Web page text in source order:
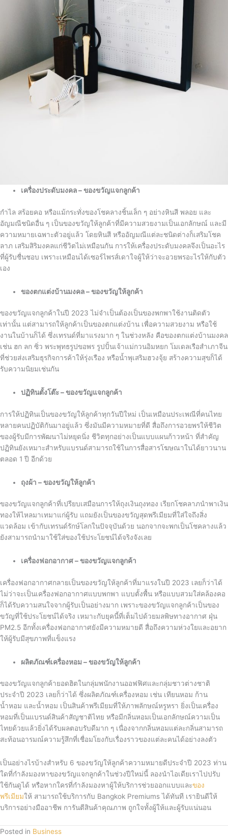
เครื่องประดับมงคล – ของขวัญแจกลูกค้า
กำไล สร้อยคอ หรือแม้กระทั่งของโชคลางชิ้นเล็ก ๆ อย่างหินสี พลอย และ
อัญมณีชนิดอื่น ๆ เป็นของขวัญให้ลูกค้าที่มีความสวยงามเป็นเอกลักษณ์ และมี
ความหมายเฉพาะตัวอยู่แล้ว โดยหินสี หรืออัญมณีแต่ละชนิดต่างก็เสริมโชค
ลาภ เสริมสิริมงคลแก่ชีวิตไม่เหมือนกัน การให้เครื่องประดับมงคลจึงเป็นอะไร
ที่ผู้รับชื่นชอบ เพราะเหมือนได้เซอร์ไพรส์เดาใจผู้ให้ว่าจะอวยพรอะไรให้กับตัว
เอง
ของตกแต่งบ้านมงคล – ของขวัญให้ลูกค้า
ของขวัญแจกลูกค้าในปี 2023 ไม่จำเป็นต้องเป็นของพกพาใช้งานติดตัว
เท่านั้น แต่สามารถให้ลูกค้าเป็นของตกแต่งบ้าน เพื่อความสวยงาม หรือใช้
งานในบ้านก็ได้ ซึ่งเทรนด์ที่มาแรงมาก ๆ ในช่วงหลัง คือของตกแต่งบ้านมงคล
เช่น ฮก ลก ซิ่ว พระพุทธรูปขอพร รูปปั้นเจ้าแม่กวนอิมหยก โมเดลเรือสำเภาจีน
ที่ช่วยส่งเสริมธุรกิจการค้าให้รุ่งเรือง หรือน้ำพุเสริมฮวงจุ้ย สร้างความสุขก็ได้
รับความนิยมเช่นกัน
ปฏิทินตั้งโต๊ะ – ของขวัญแจกลูกค้า
การให้ปฏิทินเป็นของขวัญให้ลูกค้าทุกวันปีใหม่ เป็นเหมือนประเพณีที่คนไทย
หลายคนปฏิบัติกันมาอยู่แล้ว ซึ่งมันมีความหมายที่ดี สื่อถึงการอวยพรให้ชีวิต
ของผู้รับมีการพัฒนาไม่หยุดนิ่ง ชีวิตทุกอย่างเป็นแบบแผนก้าวหน้า ที่สำคัญ
ปฏิทินยังเหมาะสำหรับแบรนด์สามารถใช้ในการสื่อสารโฆษณาในได้ยาวนาน
ตลอด 1 ปี อีกด้วย
ถุงผ้า – ของขวัญให้ลูกค้า
ของขวัญแจกลูกค้าที่เปรียบเสมือนการให้ถุงเงินถุงทอง เรียกโชคลาภนำพาเงิน
ทองให้ไหลมาเทมาแก่ผู้รับ แถมยังเป็นของขวัญสุดพรีเมียมที่ใส่ใจถึงสิ่ง
แวดล้อม เข้ากับเทรนด์รักษ์โลกในปัจจุบันด้วย นอกจากจะพกเป็นโชคลางแล้ว
ยังสามารถนำมาใช้ใส่ของใช้ประโยชน์ได้จริงจังเลย
เครื่องฟอกอากาศ – ของขวัญแจกลูกค้า
เครื่องฟอกอากาศกลายเป็นของขวัญให้ลูกค้าที่มาแรงในปี 2023 เลยก็ว่าได้
ไม่ว่าจะเป็นเครื่องฟอกอากาศแบบพกพา แบบตั้งพื้น หรือแบบสวมใส่คล้องคอ
ก็ได้รับความสนใจจากผู้รับเป็นอย่างมาก เพราะของขวัญแจกลูกค้าเป็นของ
ขวัญที่ใช้ประโยชน์ได้จริง เหมาะกับยุคนี้ที่เต็มไปด้วยมลพิษทางอากาศ ฝุ่น
PM2.5 อีกทั้งเครื่องฟอกอากาศยังมีความหมายดี สื่อถึงความห่วงใยและอยาก
ให้ผู้รับมีสุขภาพที่แข็งแรง
ผลิตภัณฑ์เครื่องหอม – ของขวัญให้ลูกค้า
ของขวัญแจกลูกค้ายอดฮิตในกลุ่มพนักงานออฟฟิศและกลุ่มชาวต่างชาติ
ประจำปี 2023 เลยก็ว่าได้ ซึ่งผลิตภัณฑ์เครื่องหอม เช่น เทียนหอม ก้าน
น้ำหอม และน้ำหอม เป็นสินค้าพรีเมียมที่ให้ภาพลักษณ์หรูหรา ยิ่งเป็นเครื่อง
หอมที่เป็นแบรนด์สินค้าสัญชาติไทย หรือมีกลิ่นหอมเป็นเอกลักษณ์ความเป็น
ไทยด้วยแล้วยิ่งได้รับผลตอบรับดีมาก ๆ เนื่องจากกลิ่นหอมแต่ละกลิ่นสามารถ
สะท้อนอารมณ์ความรู้สึกที่เชื่อมโยงกับเรื่องราวของแต่ละคนได้อย่างลงตัว
เป็นอย่างไรบ้างสำหรับ 6 ของขวัญให้ลูกค้าความหมายดีประจำปี 2023 ท่าน
ใดที่กำลังมองหาของขวัญแจกลูกค้าในช่วงปีใหม่นี้ ลองนำไอเดียเราไปปรับ
ใช้กันดูได้ หรือหากใครที่กำลังมองหาผู้ให้บริการช่วยออกแบบและของ
พรีเมียมให้ สามารถใช้บริการกับ Bangkok Premiums ได้ทันที เรายินดีให้
บริการอย่างมืออาชีพ การันตีสินค้าคุณภาพ ถูกใจทั้งผู้ให้และผู้รับแน่นอน
Posted in Business